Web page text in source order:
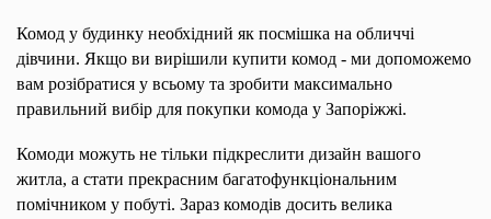
Комод у будинку необхідний як посмішка на обличчі
дівчини. Якщо ви вирішили купити комод - ми допоможемо
вам розібратися у всьому та зробити максимально
правильний вибір для покупки комода у Запоріжжі.
Комоди можуть не тільки підкреслити дизайн вашого
житла, а стати прекрасним багатофункціональним
помічником у побуті. Зараз комодів досить велика